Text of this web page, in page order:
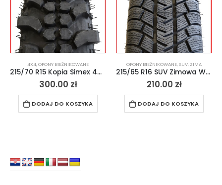
4X4,OPONY BIEŻNIKOWANE
215/70 R15 Kopia Simex 4×4 Off-Road MT
300.00 zł
DODAJ DO KOSZYKA
OPONY BIEŻNIKOWANE,SUV, ZIMA
215/65 R16 SUV Zimowa Wzór Mich
210.00 zł
DODAJ DO KOSZYKA